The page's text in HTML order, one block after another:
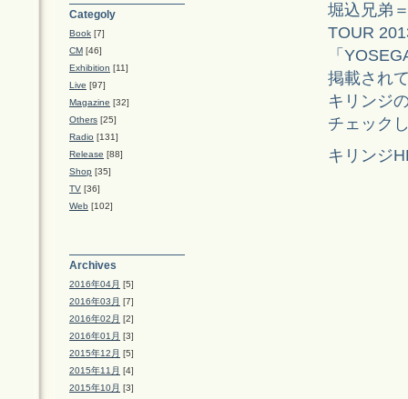
Categoly
Book [7]
CM [46]
Exhibition [11]
Live [97]
Magazine [32]
Others [25]
Radio [131]
Release [88]
Shop [35]
TV [36]
Web [102]
Archives
2016年04月 [5]
2016年03月 [7]
2016年02月 [2]
2016年01月 [3]
2015年12月 [5]
2015年11月 [4]
2015年10月 [3]
堀込兄弟
TOUR
「
掲載され
キリンジ
チェック
キリンジ